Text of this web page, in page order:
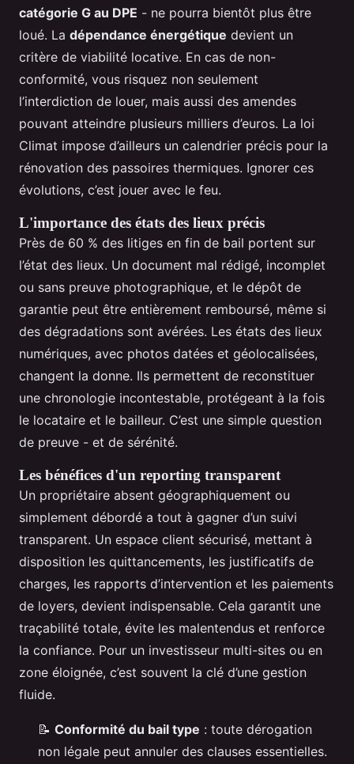
catégorie G au DPE - ne pourra bientôt plus être
loué. La dépendance énergétique devient un
critère de viabilité locative. En cas de non-
conformité, vous risquez non seulement
l’interdiction de louer, mais aussi des amendes
pouvant atteindre plusieurs milliers d’euros. La loi
Climat impose d’ailleurs un calendrier précis pour la
rénovation des passoires thermiques. Ignorer ces
évolutions, c’est jouer avec le feu.
L'importance des états des lieux précis
Près de 60 % des litiges en fin de bail portent sur
l’état des lieux. Un document mal rédigé, incomplet
ou sans preuve photographique, et le dépôt de
garantie peut être entièrement remboursé, même si
des dégradations sont avérées. Les états des lieux
numériques, avec photos datées et géolocalisées,
changent la donne. Ils permettent de reconstituer
une chronologie incontestable, protégeant à la fois
le locataire et le bailleur. C’est une simple question
de preuve - et de sérénité.
Les bénéfices d'un reporting transparent
Un propriétaire absent géographiquement ou
simplement débordé a tout à gagner d’un suivi
transparent. Un espace client sécurisé, mettant à
disposition les quittancements, les justificatifs de
charges, les rapports d’intervention et les paiements
de loyers, devient indispensable. Cela garantit une
traçabilité totale, évite les malentendus et renforce
la confiance. Pour un investisseur multi-sites ou en
zone éloignée, c’est souvent la clé d’une gestion
fluide.
📝 Conformité du bail type : toute dérogation
non légale peut annuler des clauses essentielles.